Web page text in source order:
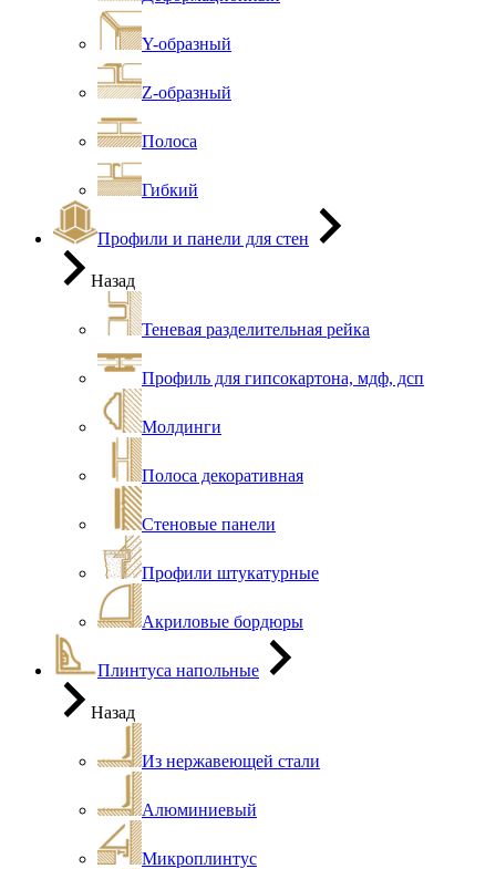
Y-образный
Z-образный
Полоса
Гибкий
Профили и панели для стен
Назад
Теневая разделительная рейка
Профиль для гипсокартона, мдф, дсп
Молдинги
Полоса декоративная
Стеновые панели
Профили штукатурные
Акриловые бордюры
Плинтуса напольные
Назад
Из нержавеющей стали
Алюминиевый
Микроплинтус